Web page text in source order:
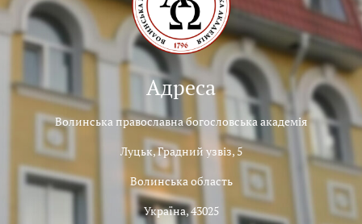
Адреса
Волинська православна богословська академія
Луцьк, Градний узвіз, 5
Волинська область
Україна, 43025